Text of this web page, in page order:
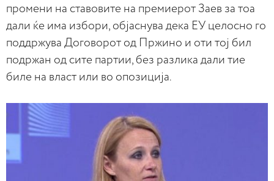
промени на ставовите на премиерот Заев за тоа
дали ќе има избори, објаснува дека ЕУ целосно го
поддржува Договорот од Пржино и оти тој бил
подржан од сите партии, без разлика дали тие
биле на власт или во опозиција.